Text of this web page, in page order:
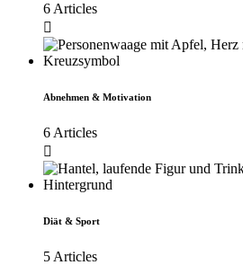
6 Articles
Abnehmen & Motivation
6 Articles
Diät & Sport
5 Articles